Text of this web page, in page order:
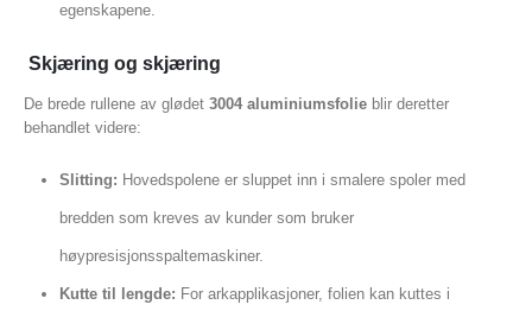
egenskapene.
Skjæring og skjæring
De brede rullene av glødet 3004 aluminiumsfolie blir deretter
behandlet videre:
Slitting: Hovedspolene er sluppet inn i smalere spoler med
bredden som kreves av kunder som bruker
høypresisjonsspaltemaskiner.
Kutte til lengde: For arkapplikasjoner, folien kan kuttes i